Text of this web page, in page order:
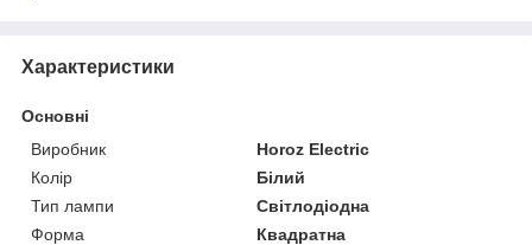
Характеристики
Основні
Виробник
Horoz Electric
Колір
Білий
Тип лампи
Світлодіодна
Форма
Квадратна